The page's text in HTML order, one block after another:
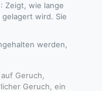
Zeigt, wie lange
wird. Sie
werden,
Geruch,
Geruch, ein